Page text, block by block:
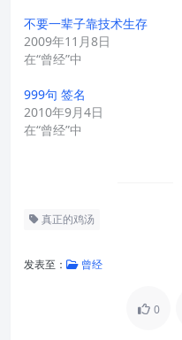
不要一辈子靠技术生存
2009年11月8日
在“曾经”中
999句 签名
2010年9月4日
在“曾经”中
真正的鸡汤
发表至： 曾经
0